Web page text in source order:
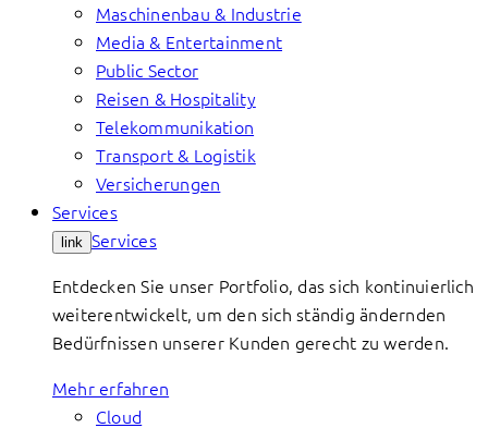
Maschinenbau & Industrie
Media & Entertainment
Public Sector
Reisen & Hospitality
Telekommunikation
Transport & Logistik
Versicherungen
Services
link Services
Entdecken Sie unser Portfolio, das sich kontinuierlich
weiterentwickelt, um den sich ständig ändernden
Bedürfnissen unserer Kunden gerecht zu werden.
Mehr erfahren
Cloud